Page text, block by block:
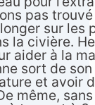
pas
sur
la civière.
aider à la
sort de
et avoir
même,